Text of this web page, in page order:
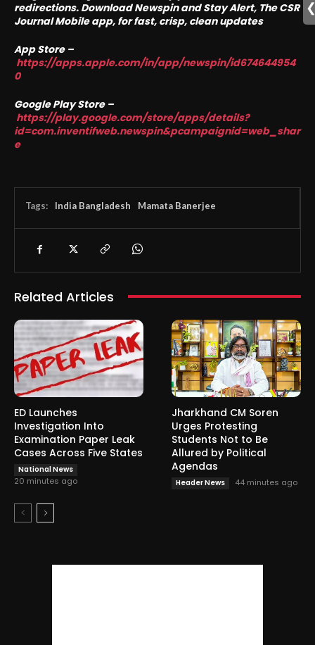
redirections. Download Newspin and Stay Alert, The CSR
Journal Mobile app, for fast, crisp, clean updates
App Store –
https://apps.apple.com/in/app/newspin/id674644954
0
Google Play Store –
https://play.google.com/store/apps/details?
id=com.inventifweb.newspin&pcampaignid=web_shar
e
Tags: India Bangladesh Mamata Banerjee
Related Articles
ED Launches
Investigation Into
Examination Paper Leak
Cases Across Five States
National News
20 minutes ago
Jharkhand CM Soren
Urges Protesting
Students Not to Be
Allured by Political
Agendas
Header News 44 minutes ago